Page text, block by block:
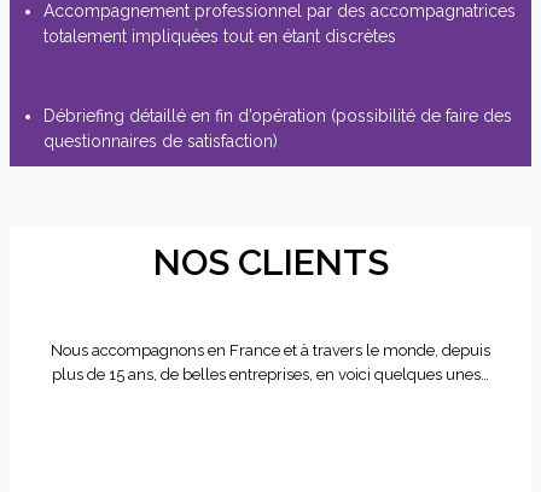
Accompagnement professionnel par des accompagnatrices
totalement impliquées tout en étant discrètes
Débriefing détaillé en fin d’opération (possibilité de faire des
questionnaires de satisfaction)
NOS CLIENTS
Nous accompagnons en France et à travers le monde, depuis
plus de 15 ans, de belles entreprises, en voici quelques unes…